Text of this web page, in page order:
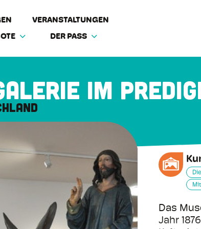
VERANSTALTUNGEN
DER PASS
im
Das
Jahr